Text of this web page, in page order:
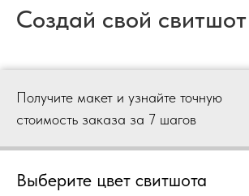
Создай свой свитшот
Получите макет и узнайте точную
стоимость заказа за 7 шагов
Выберите цвет свитшота